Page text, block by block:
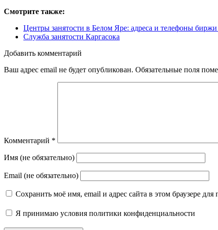
Смотрите также:
Центры занятости в Белом Яре: адреса и телефоны биржи
Служба занятости Каргасока
Добавить комментарий
Ваш адрес email не будет опубликован. Обязательные поля
Комментарий *
Имя (не обязательно)
Email (не обязательно)
Сохранить моё имя, email и адрес сайта в этом браузере
Я принимаю условия политики конфиденциальности